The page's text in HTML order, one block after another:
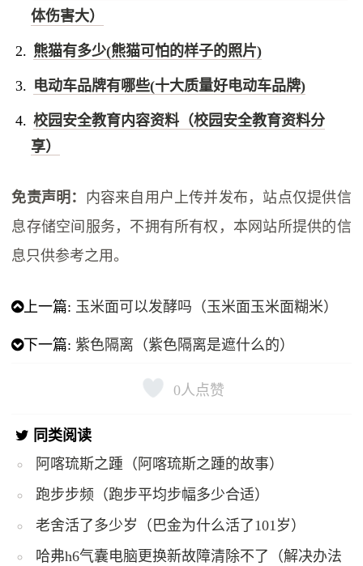
体伤害大）
熊猫有多少(熊猫可怕的样子的照片)
电动车品牌有哪些(十大质量好电动车品牌)
校园安全教育内容资料（校园安全教育资料分
享）
免责声明： 内容来自用户上传并发布，站点仅提供信
息存储空间服务，不拥有所有权，本网站所提供的信
息只供参考之用。
上一篇: 玉米面可以发酵吗（玉米面玉米面糊米）
下一篇:紫色隔离（紫色隔离是遮什么的）
0 人点赞
同类阅读
阿喀琉斯之踵（阿喀琉斯之踵的故事）
跑步步频（跑步平均步幅多少合适）
老舍活了多少岁（巴金为什么活了101岁）
哈弗h6气囊电脑更换新故障清除不了（解决办法